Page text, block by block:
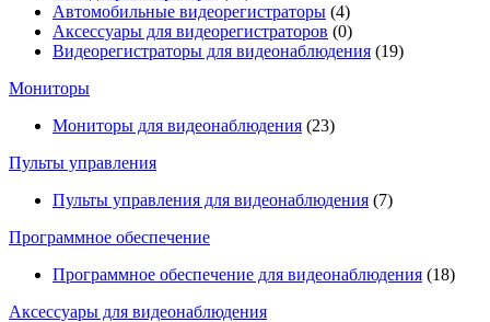
Автомобильные видеорегистраторы (4)
Аксессуары для видеорегистраторов (0)
Видеорегистраторы для видеонаблюдения (19)
Мониторы
Мониторы для видеонаблюдения (23)
Пульты управления
Пульты управления для видеонаблюдения (7)
Программное обеспечение
Программное обеспечение для видеонаблюдения (18)
Аксессуары для видеонаблюдения